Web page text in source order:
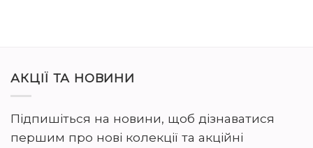
АКЦІЇ ТА НОВИНИ
Підпишіться на новини, щоб дізнаватися
першим про нові колекції та акційні